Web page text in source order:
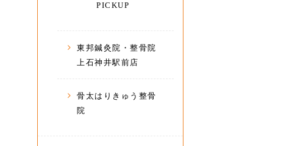
PICKUP
東邦鍼灸院・整骨院
上石神井駅前店
骨太はりきゅう整骨
院